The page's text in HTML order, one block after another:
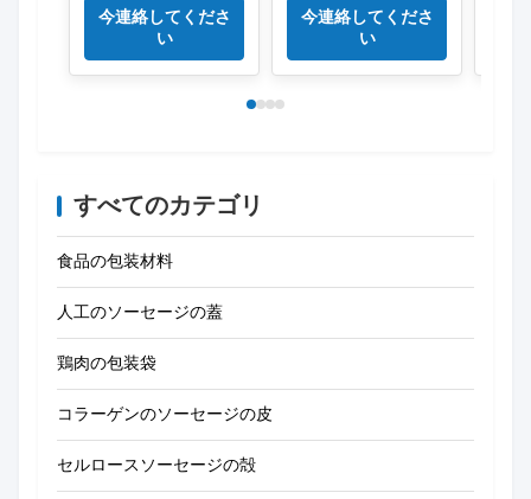
Co 排出 肉ソーセージ
パッケージ
今連絡してくださ
い
ル/本、スモークソー
セージに優れた煙透
過性
今連絡してくださ
い
すべてのカテゴリ
食品の包装材料
人工のソーセージの蓋
鶏肉の包装袋
コラーゲンのソーセージの皮
セルロースソーセージの殻